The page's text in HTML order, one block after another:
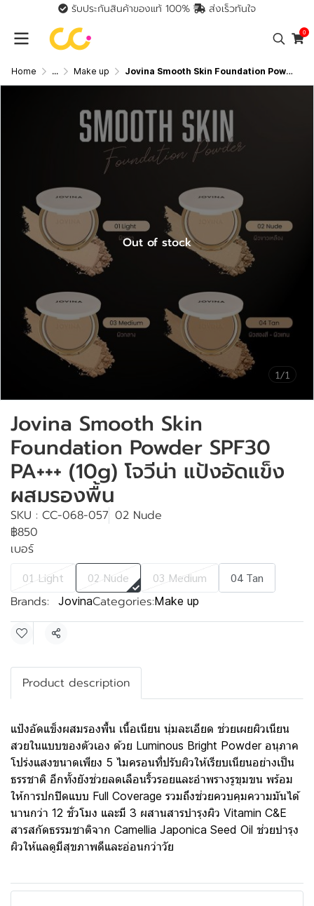
รับประกันสินค้าของแท้ 100% ส่งเร็วทันใจ
0
Home ... Make up Jovina Smooth Skin Foundation Powder SPF30 PA+++ (10g) โจวีน่า แป้งอัดแข็งผสมรองพื้น
1/1
Out of stock
Jovina Smooth Skin
Foundation Powder SPF30
PA+++ (10g) โจวีน่า แป้งอัดแข็ง
ผสมรองพื้น
SKU : CC-068-057 02 Nude
฿850
เบอร์
01 Light 02 Nude 03 Medium 04 Tan
Brands: JovinaCategories:Make up
Share
Product description
แป้งอัดแข็งผสมรองพื้น เนื้อเนียน นุ่มละเอียด ช่วยเผยผิวเนียน
สวยในแบบของตัวเอง ด้วย Luminous Bright Powder อนุภาค
โปร่งแสงขนาดเพียง 5 ไมครอนที่ปรับผิวให้เรียบเนียนอย่างเป็น
ธรรชาติ อีกทั้งยังช่วยลดเลือนริ้วรอยและอำพรางรูขุมขน พร้อม
ให้การปกปิดแบบ Full Coverage รวมถึงช่วยควบคุมความมันได้
นานกว่า 12 ชั่วโมง และมี 3 ผสานสารบำรุงผิว Vitamin C&E
สารสกัดธรรมชาติจาก Camellia Japonica Seed Oil ช่วยบำรุง
ผิวให้แลดูมีสุขภาพดีและอ่อนกว่าวัย